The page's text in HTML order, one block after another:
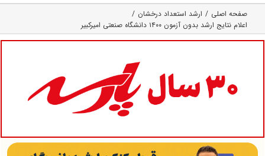
صفحه اصلی
ارشد استعداد درخشان
اعلام نتایج ارشد بدون آزمون ۱۴۰۰ دانشگاه صنعتی امیرکبیر